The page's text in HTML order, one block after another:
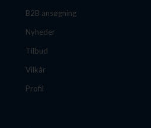
B2B ansøgning
Nyheder
Tilbud
Vilkår
Profil